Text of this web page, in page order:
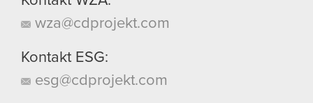
wza@cdprojekt.com
Kontakt ESG:
esg@cdprojekt.com